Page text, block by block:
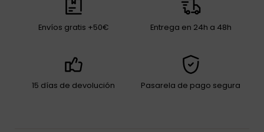
Envíos gratis +50€ Entrega en 24h a 48h
15 días de devolución Pasarela de pago segura